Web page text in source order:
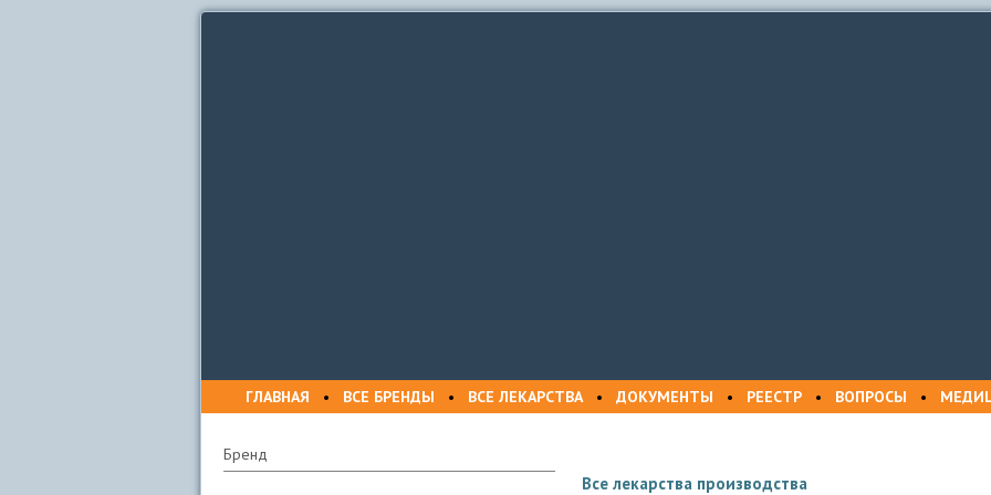
ГЛАВНАЯ • ВСЕ БРЕНДЫ • ВСЕ ЛЕКАРСТВА• ДОКУМЕНТЫ • РЕЕСТР • ВОПРОСЫ •
Бренд
Все лекарства производства